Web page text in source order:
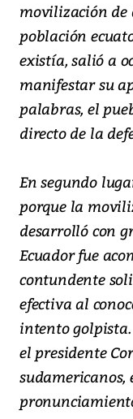
movilización de
población
existía, salió a
manifestar su
palabras, el
directo de la
En segundo
porque la
desarrolló con
Ecuador fue
contundente
efectiva al
intento
el presidente
sudamericanos,